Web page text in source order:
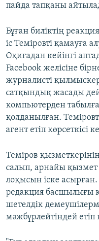
пайда тапқаны
Бұған биліктің
іс Теміровті қамауға
Оқиғадан кейінгі
Facebook желісіне
журналисті
сатқындық жасады
компьютерден
қолданылған.
агент етіп көрсеткісі
Теміров
салып, арнайы қызмет
лоқысын іске
редакция басшылығы
шетелдік
мәжбүрлейтіндей етіп